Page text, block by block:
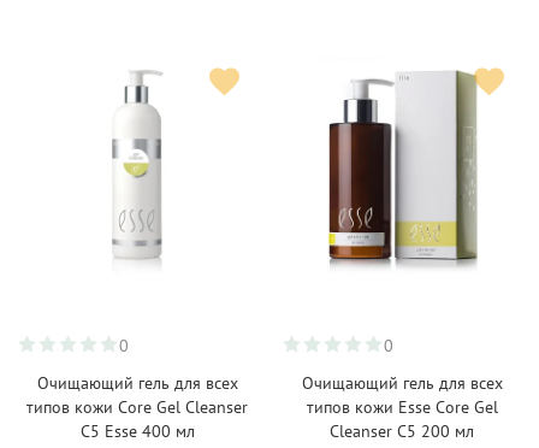
0
Очищающий гель для всех
типов кожи Core Gel Cleanser
C5 Esse 400 мл
0
Очищающий гель для всех
типов кожи Esse Core Gel
Cleanser C5 200 мл